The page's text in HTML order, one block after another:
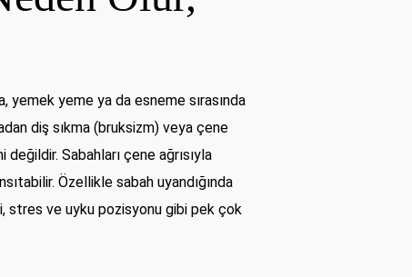
yemek yeme ya da esneme sırasında
diş sıkma (bruksizm) veya çene
değildir. Sabahları çene ağrısıyla
Özellikle sabah uyandığında
stres ve uyku pozisyonu gibi pek çok